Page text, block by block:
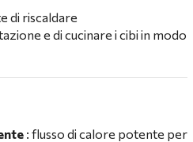
di riscaldare
e di cucinare i cibi in modo
: flusso di calore potente per